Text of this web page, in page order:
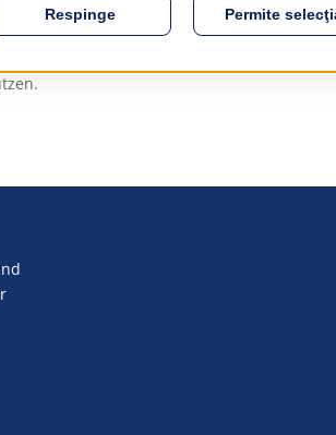
für die Nutzung von EMSYS – SaaS
normalen Computer und einen